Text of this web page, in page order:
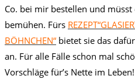
Co. bei mir bestellen und
bemühen. Fürs
BÖHNCHEN“ bietet sie das
an. Für alle Fälle schon mal
Vorschläge für’s Nette im Leben!